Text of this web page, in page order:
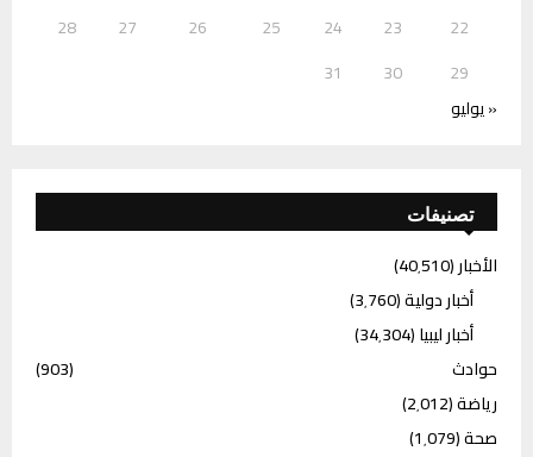
22
23
24
25
26
27
28
29
30
31
« يوليو
تصنيفات
الأخبار(40٬510)
أخبار دولية(3٬760)
أخبار ليبيا(34٬304)
حوادث
(903)
رياضة(2٬012)
صحة(1٬079)